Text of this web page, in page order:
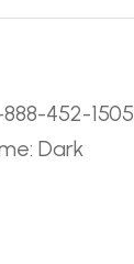
452-1505
Dark